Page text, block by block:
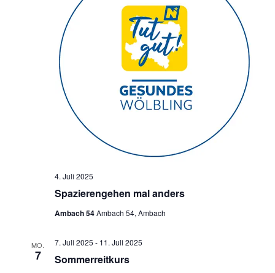
Spazierengehen mal anders
4. Juli 2025
Ambach 54Ambach 54, Ambach
MO.
7 Sommerreitkurs
7. Juli 2025 - 11. Juli 2025